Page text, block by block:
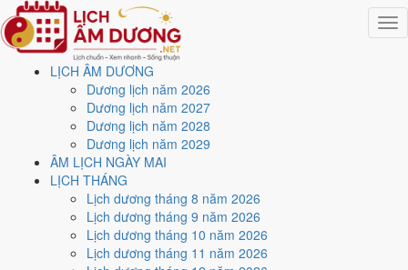
LỊCH ÂM DƯƠNG
Dương lịch năm 2026
Dương lịch năm 2027
Dương lịch năm 2028
Dương lịch năm 2029
ÂM LỊCH NGÀY MAI
LỊCH THÁNG
Lịch dương tháng 8 năm 2026
Lịch dương tháng 9 năm 2026
Lịch dương tháng 10 năm 2026
Lịch dương tháng 11 năm 2026
Trang chủ
Lịch năm 2026
Tháng 7/2026
Ngày 8/7/2026 (Quý Mùi)
Xem ngày8/7/2026
lịch - Ngày 24/5 âm lịch
(Quý Mùi) tốt hay xấu?